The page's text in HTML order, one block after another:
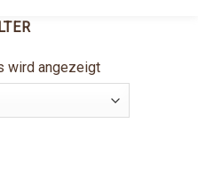
wird angezeigt